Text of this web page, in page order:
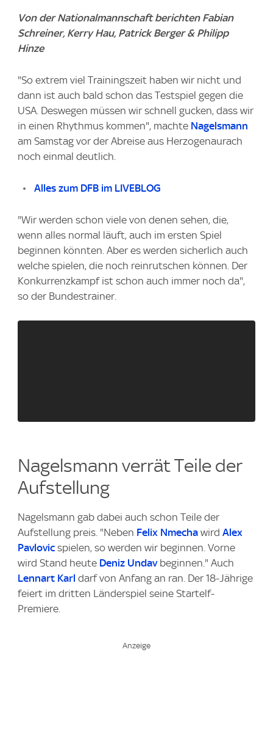
Von der Nationalmannschaft berichten Fabian
Schreiner, Kerry Hau, Patrick Berger & Philipp
Hinze
"So extrem viel Trainingszeit haben wir nicht und
dann ist auch bald schon das Testspiel gegen die
USA. Deswegen müssen wir schnell gucken, dass wir
in einen Rhythmus kommen", machte Nagelsmann
am Samstag vor der Abreise aus Herzogenaurach
noch einmal deutlich.
Alles zum DFB im LIVEBLOG
"Wir werden schon viele von denen sehen, die,
wenn alles normal läuft, auch im ersten Spiel
beginnen könnten. Aber es werden sicherlich auch
welche spielen, die noch reinrutschen können. Der
Konkurrenzkampf ist schon auch immer noch da",
so der Bundestrainer.
Nagelsmann verrät Teile der
Aufstellung
Nagelsmann gab dabei auch schon Teile der
Aufstellung preis. "Neben Felix Nmecha wird Alex
Pavlovic spielen, so werden wir beginnen. Vorne
wird Stand heute Deniz Undavbeginnen." Auch
Lennart Karl darf von Anfang an ran. Der 18-Jährige
feiert im dritten Länderspiel seine Startelf-
Premiere.